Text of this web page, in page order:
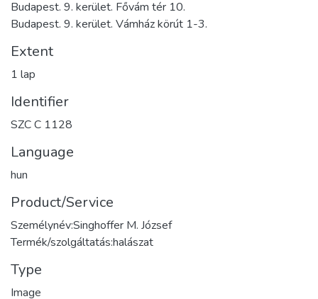
Budapest. 9. kerület. Fővám tér 10.
Budapest. 9. kerület. Vámház körút 1-3.
Extent
1 lap
Identifier
SZC C 1128
Language
hun
Product/Service
Személynév:Singhoffer M. József
Termék/szolgáltatás:halászat
Type
Image